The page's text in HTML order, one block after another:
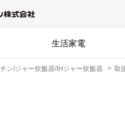
生活家電
ン/ジャー炊飯器/IHジャー炊飯器 取